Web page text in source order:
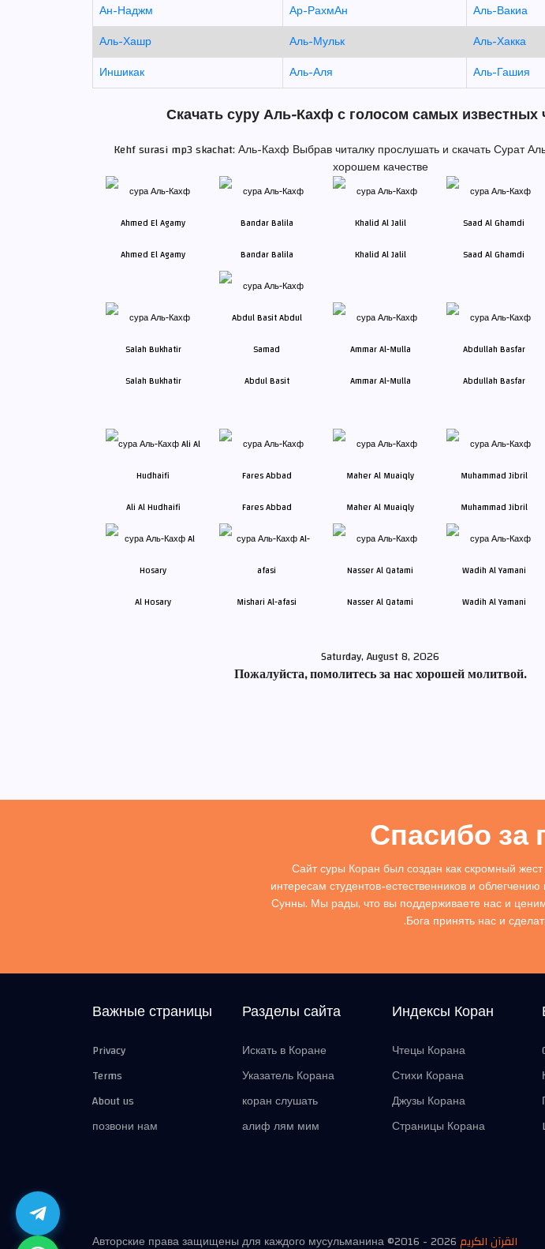
Ан-Наджм
Ар-РахмАн
Аль-Вакиа
Аль-Хашр
Аль-Мульк
Аль-Хакка
Иншикак
Аль-Аля Аль-Гашия
Скачать суру Аль-Кахф с голосом самых известных
Kehf surasi mp3 skachat: Аль-Кахф Выбрав читалку прослушать и скачать Сурат
хорошем качестве
Ahmed El Agamy Bandar Balila Khalid Al Jalil Saad Al Ghamdi
Salah Bukhatir Abdul Basit Ammar Al-Mulla Abdullah Basfar
Ali Al Hudhaifi Fares Abbad Maher Al Muaiqly Muhammad Jibril
Al Hosary Mishari Al-afasi Nasser Al Qatami Wadih Al Yamani
Saturday, August 8, 2026
Пожалуйста, помолитесь за нас хорошей молитвой.
Спасибо за
Сайт суры Коран был создан как скромный
интересам студентов-естественников и
Сунны. Мы рады, что вы поддерживаете нас и
Бога принять нас и
Важные страницы
Privacy
Terms
About us
позвони нам
Разделы сайта
Искать в Коране
Указатель Корана
коран слушать
алиф лям мим
Индексы Коран
Чтецы Корана
Стихи Корана
Джузы Корана
Страницы Корана
Авторские права защищены для каждого мусульманина ©2016 -2026القرآن الكريم